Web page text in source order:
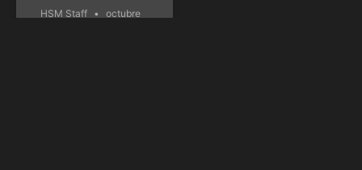
HSM Staff
octubre